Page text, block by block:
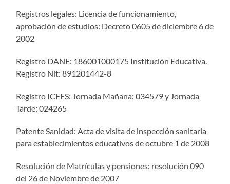
Registros legales: Licencia de funcionamiento,
aprobación de estudios: Decreto 0605 de diciembre 6 de
2002
Registro DANE: 186001000175 Institución Educativa.
Registro Nit: 891201442-8
Registro ICFES: Jornada Mañana: 034579 y Jornada
Tarde: 024265
Patente Sanidad: Acta de visita de inspección sanitaria
para establecimientos educativos de octubre 1 de 2008
Resolución de Matrículas y pensiones: resolución 090
del 26 de Noviembre de 2007